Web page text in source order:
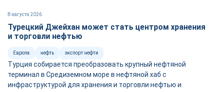
8 августа 2026
Турецкий Джейхан может стать центром хранения
и торговли нефтью
Европа нефть экспорт нефти
Турция собирается преобразовать крупный нефтяной
терминал в Средиземном море в нефтяной хаб с
инфраструктурой для хранения и торговли нефтью и